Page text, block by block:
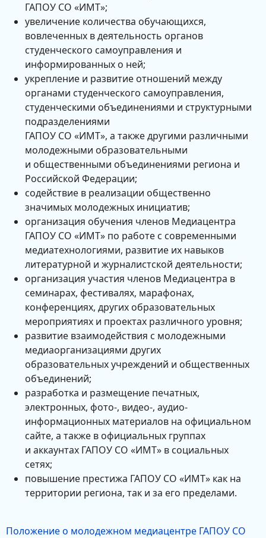
ГАПОУ СО «ИМТ»;
увеличение количества обучающихся,
вовлеченных в деятельность органов
студенческого самоуправления и
информированных о ней;
укрепление и развитие отношений между
органами студенческого самоуправления,
студенческими объединениями и структурными
подразделениями
ГАПОУ СО «ИМТ», а также другими различными
молодежными образовательными
и общественными объединениями региона и
Российской Федерации;
содействие в реализации общественно
значимых молодежных инициатив;
организация обучения членов Медиацентра
ГАПОУ СО «ИМТ» по работе с современными
медиатехнологиями, развитие их навыков
литературной и журналистской деятельности;
организация участия членов Медиацентра в
семинарах, фестивалях, марафонах,
конференциях, других образовательных
мероприятиях и проектах различного уровня;
развитие взаимодействия с молодежными
медиаорганизациями других
образовательных учреждений и общественных
объединений;
разработка и размещение печатных,
электронных, фото-, видео-, аудио-
информационных материалов на официальном
сайте, а также в официальных группах
и аккаунтах ГАПОУ СО «ИМТ» в социальных
сетях;
повышение престижа ГАПОУ СО «ИМТ» как на
территории региона, так и за его пределами.
Положение о молодежном медиацентре ГАПОУ СО